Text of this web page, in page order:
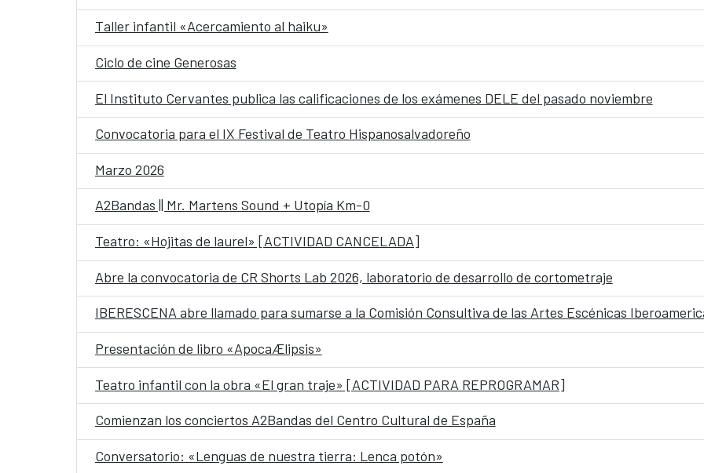
Taller infantil «Acercamiento al haiku»
Ciclo de cine Generosas
El Instituto Cervantes publica las calificaciones de los exámenes DELE del pasado noviembre
Convocatoria para el IX Festival de Teatro Hispanosalvadoreño
Marzo 2026
A2Bandas || Mr. Martens Sound + Utopía Km-0
Teatro: «Hojitas de laurel» [ACTIVIDAD CANCELADA]
Abre la convocatoria de CR Shorts Lab 2026, laboratorio de desarrollo de cortometraje
IBERESCENA abre llamado para sumarse a la Comisión Consultiva de las Artes Escénicas
Presentación de libro «ApocaÆlipsis»
Teatro infantil con la obra «El gran traje» [ACTIVIDAD PARA REPROGRAMAR]
Comienzan los conciertos A2Bandas del Centro Cultural de España
Conversatorio: «Lenguas de nuestra tierra: Lenca potón»